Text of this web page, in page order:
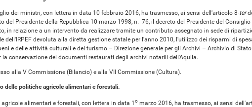
dei ministri, con lettera in data 10 febbraio 2016, ha trasmesso, ai sensi dell'articolo 8-ter
del Presidente della Repubblica 10 marzo 1998, n. 76, il decreto del Presidente del Consiglio
in relazione a un intervento da realizzare tramite un contributo assegnato in sede di
dell'IRPEF devoluta alla diretta gestione statale per l'anno 2010, l'utilizzo dei risparmi di
e delle attività culturali e del turismo – Direzione generale per gli Archivi – Archivio di Stato
la conservazione dei documenti restaurati degli archivi notarili dell'Aquila.
alla V Commissione (Bilancio) e alla VII Commissione (Cultura).
delle politiche agricole alimentari e forestali.
alimentari e forestali, con lettera in data 1 o marzo 2016, ha trasmesso, ai sensi